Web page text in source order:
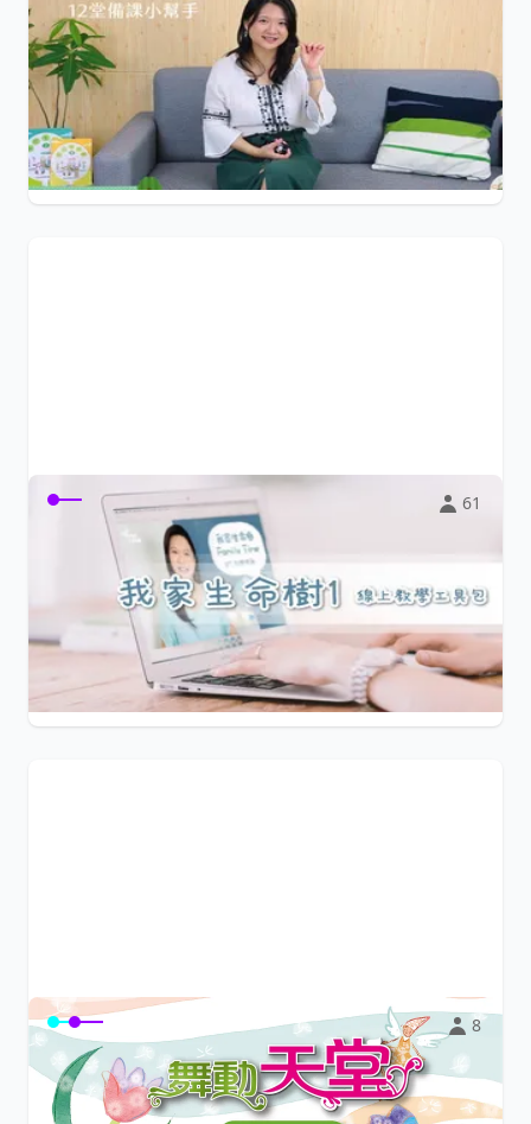
「我家生命樹2」- 12堂備課小幫手
《我家生命樹2》師資結訓者，最佳的備課工具！ 12堂影片
＋教學簡報＋圖卡＋敬拜音樂＋課程應...
生命樹教育協會 $599
61
我家生命樹1線上教學工具包
《我家生命樹1》實體轉線上，必備工具！ 【線上帶領秘笈
＋12單元調整簡報＋線上帶領資源＋實...
生命樹教育協會 $599
8
〈舞動天堂〉律動示範版